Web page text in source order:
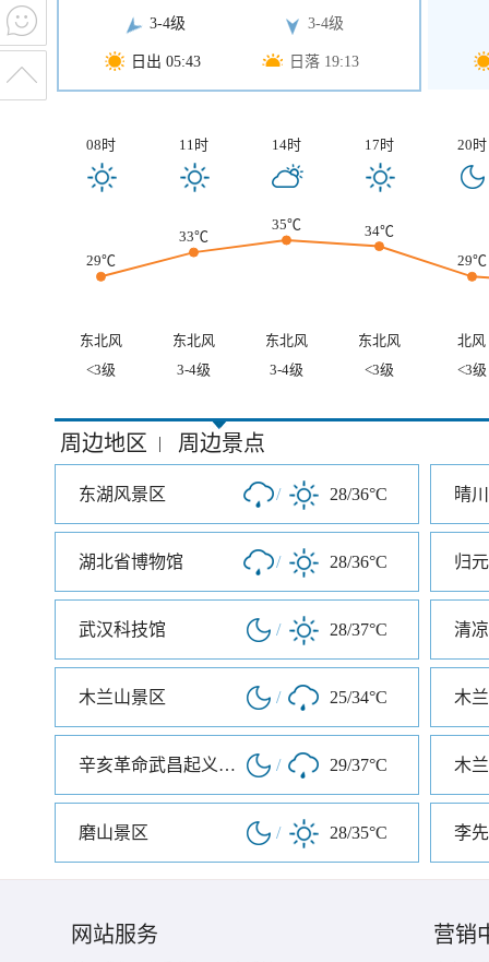
3-4级
日出 05:43
3-4级
日落 19:13
08时 11时 14时 17时 20时
29℃
33℃
35℃
34℃
29℃
东北风 东北风 东北风 东北风
北风
<3级
3-4级 3-4级 <3级 <3级
周边地区 | 周边景点
东湖风景区 / 28/36°C 晴
湖北省博物馆 / 28/36°C 归
武汉科技馆 / 28/37°C 清
木兰山景区 / 25/34°C 木
辛亥革命武昌起义纪念馆 / 29/37°C 木
磨山景区 / 28/35°C 李
网站服务 营销